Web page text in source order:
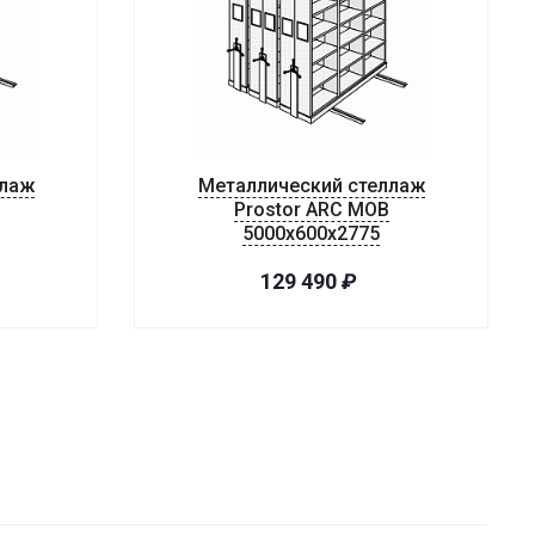
Металлический стеллаж
Prostor ARC MOB
5000x600x2775
129 490₽